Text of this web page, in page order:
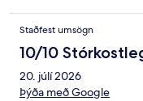
Staðfest umsögn
10/10
20. júlí 2026
Þýða með Google